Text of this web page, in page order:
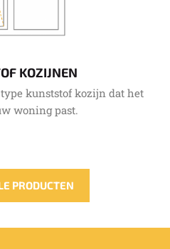
KOZIJNEN
kunststof kozijn dat het
woning past.
PRODUCTEN